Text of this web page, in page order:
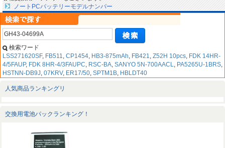
ノートPCバッテリーモデルナンバー
検索ワード
LSS271620SF, FB511, CP1454, HB3-875mAh, FB421, Z52H 10pcs, FDK 14HR-
4/5FAUP, FDK 8HR-4/3FAUPC, RSC-BA, SANYO 5N-700AACL, PA5265U-1BRS,
HSTNN-DB9J, 07KRV, ER17/50, SPTM1B, HBLDT40
人気商品ランキングリ
交換用電池パックランキング！